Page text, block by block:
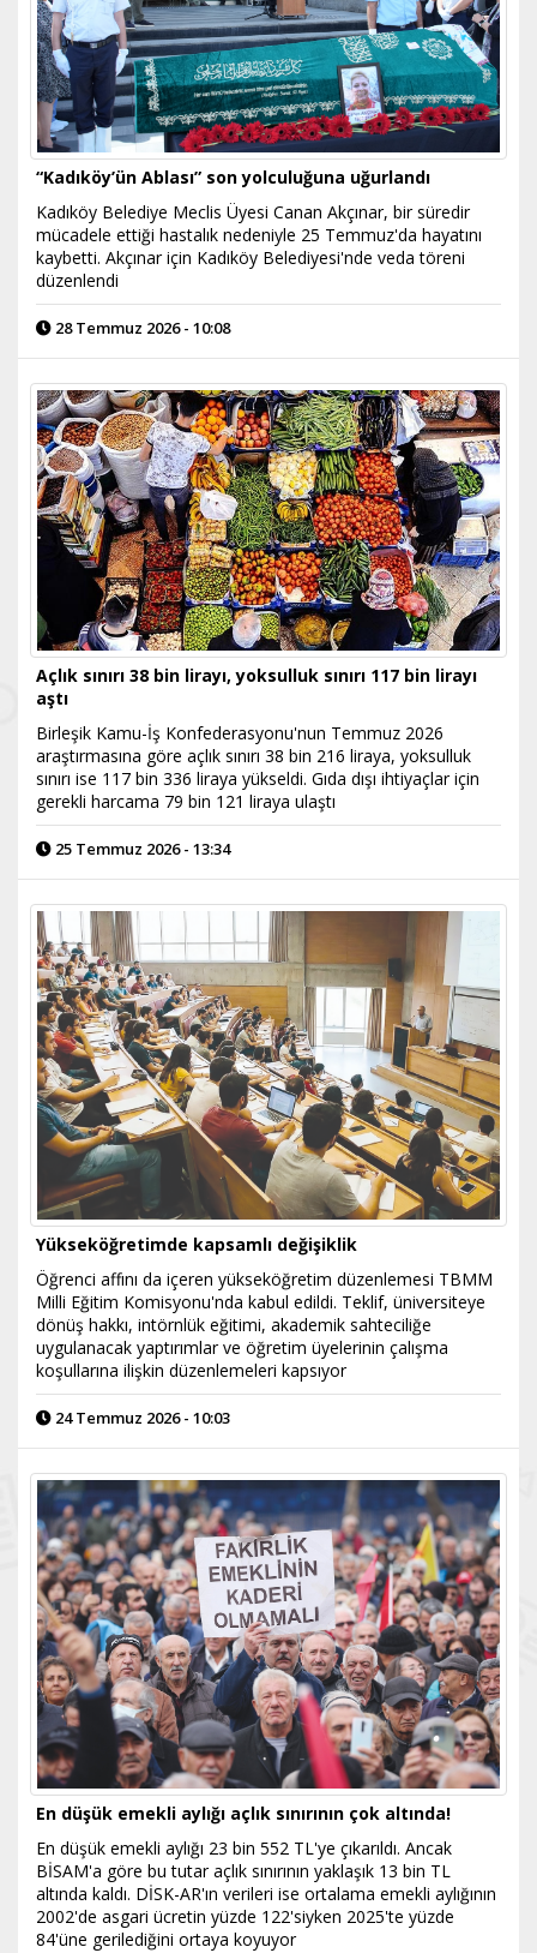
“Kadıköy’ün Ablası” son yolculuğuna uğurlandı
Kadıköy Belediye Meclis Üyesi Canan Akçınar, bir süredir
mücadele ettiği hastalık nedeniyle 25 Temmuz'da hayatını
kaybetti. Akçınar için Kadıköy Belediyesi'nde veda töreni
düzenlendi
28 Temmuz 2026 - 10:08
Açlık sınırı 38 bin lirayı, yoksulluk sınırı 117 bin lirayı
aştı
Birleşik Kamu-İş Konfederasyonu'nun Temmuz 2026
araştırmasına göre açlık sınırı 38 bin 216 liraya, yoksulluk
sınırı ise 117 bin 336 liraya yükseldi. Gıda dışı ihtiyaçlar için
gerekli harcama 79 bin 121 liraya ulaştı
25 Temmuz 2026 - 13:34
Yükseköğretimde kapsamlı değişiklik
Öğrenci affını da içeren yükseköğretim düzenlemesi TBMM
Milli Eğitim Komisyonu'nda kabul edildi. Teklif, üniversiteye
dönüş hakkı, intörnlük eğitimi, akademik sahteciliğe
uygulanacak yaptırımlar ve öğretim üyelerinin çalışma
koşullarına ilişkin düzenlemeleri kapsıyor
24 Temmuz 2026 - 10:03
En düşük emekli aylığı açlık sınırının çok altında!
En düşük emekli aylığı 23 bin 552 TL'ye çıkarıldı. Ancak
BİSAM'a göre bu tutar açlık sınırının yaklaşık 13 bin TL
altında kaldı. DİSK-AR'ın verileri ise ortalama emekli aylığının
2002'de asgari ücretin yüzde 122'siyken 2025'te yüzde
84'üne gerilediğini ortaya koyuyor